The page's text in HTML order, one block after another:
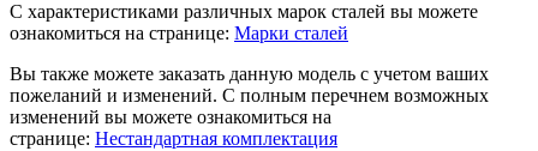
С характеристиками различных марок сталей вы можете
ознакомиться на странице: Марки сталей
Вы также можете заказать данную модель с учетом ваших
пожеланий и изменений. С полным перечнем возможных
изменений вы можете ознакомиться на
странице: Нестандартная комплектация